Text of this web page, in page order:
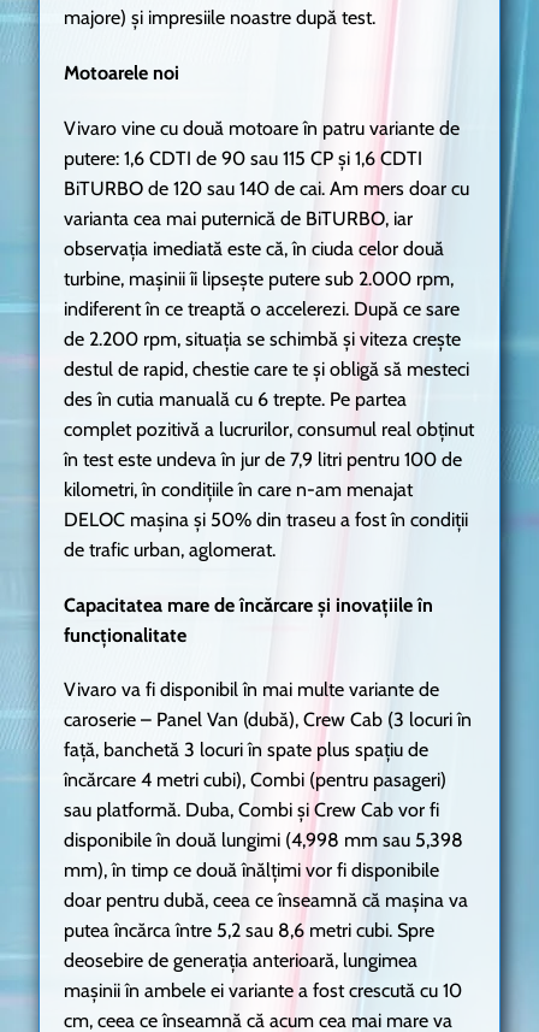
majore) și impresiile noastre după test.
Motoarele noi
Vivaro vine cu două motoare în patru variante de
putere: 1,6 CDTI de 90 sau 115 CP și 1,6 CDTI
BiTURBO de 120 sau 140 de cai. Am mers doar cu
varianta cea mai puternică de BiTURBO, iar
observația imediată este că, în ciuda celor două
turbine, mașinii îi lipsește putere sub 2.000 rpm,
indiferent în ce treaptă o accelerezi. După ce sare
de 2.200 rpm, situația se schimbă și viteza crește
destul de rapid, chestie care te și obligă să mesteci
des în cutia manuală cu 6 trepte. Pe partea
complet pozitivă a lucrurilor, consumul real obținut
în test este undeva în jur de 7,9 litri pentru 100 de
kilometri, în condițiile în care n-am menajat
DELOC mașina și 50% din traseu a fost în condiții
de trafic urban, aglomerat.
Capacitatea mare de încărcare și inovațiile în
funcționalitate
Vivaro va fi disponibil în mai multe variante de
caroserie – Panel Van (dubă), Crew Cab (3 locuri în
față, banchetă 3 locuri în spate plus spațiu de
încărcare 4 metri cubi), Combi (pentru pasageri)
sau platformă. Duba, Combi și Crew Cab vor fi
disponibile în două lungimi (4,998 mm sau 5,398
mm), în timp ce două înălțimi vor fi disponibile
doar pentru dubă, ceea ce înseamnă că mașina va
putea încărca între 5,2 sau 8,6 metri cubi. Spre
deosebire de generația anterioară, lungimea
mașinii în ambele ei variante a fost crescută cu 10
cm, ceea ce înseamnă că acum cea mai mare va